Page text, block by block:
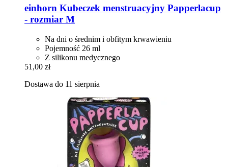
einhorn Kubeczek menstruacyjny Papperlacup
-​ rozmiar M
Na dni o średnim i obfitym krwawieniu
Pojemność 26 ml
Z silikonu medycznego
51,00 zł
Dostawa do 11 sierpnia